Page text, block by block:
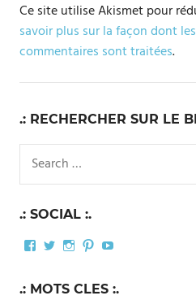
Ce site utilise Akismet pour
savoir plus sur la façon dont
commentaires sont traitées.
.: RECHERCHER SUR LE
for:
.: SOCIAL :.
Facebook
TwitterInstagram
PinterestYouTube
.: MOTS CLES :.